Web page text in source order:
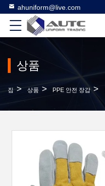
ahuniform@live.com
상품
집 > 상품 > PPE 안전 장갑 >